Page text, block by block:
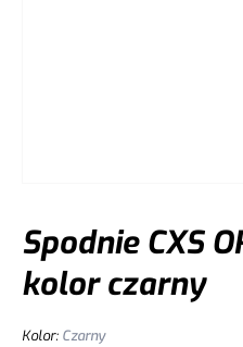
Spodnie CXS
kolor czarny
Kolor: Czarny